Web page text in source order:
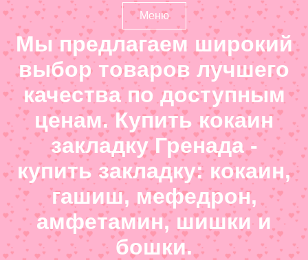
Меню
Мы предлагаем широкий
выбор товаров лучшего
качества по доступным
ценам. Купить кокаин
закладку Гренада -
купить закладку: кокаин,
гашиш, мефедрон,
амфетамин, шишки и
бошки.